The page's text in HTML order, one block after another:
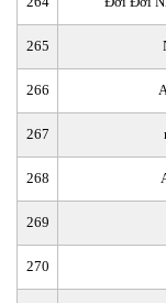
265
266
267
268
269
270